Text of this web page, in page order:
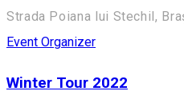
Strada Poiana lui Stechil,
Event Organizer
Winter Tour 2022